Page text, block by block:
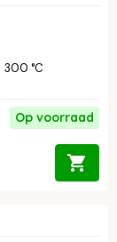
300 °C
Op voorraad